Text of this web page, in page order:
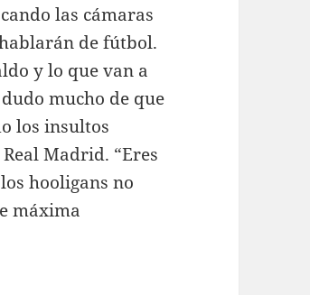
las cámaras
de fútbol.
y lo que van a
mucho de que
los insultos
Madrid. “Eres
hooligans no
máxima